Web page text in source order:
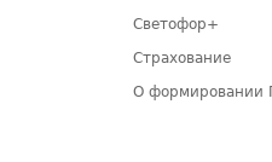
Светофор+
Страхование
О формировании